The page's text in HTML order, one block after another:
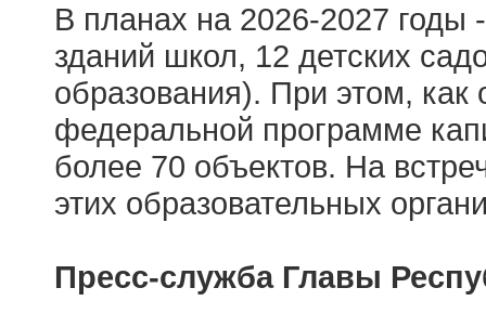
В планах на 2026-2027 годы
зданий школ, 12 детских
образования). При этом, как
федеральной программе
более 70 объектов. На
этих образовательных
Пресс-служба Главы